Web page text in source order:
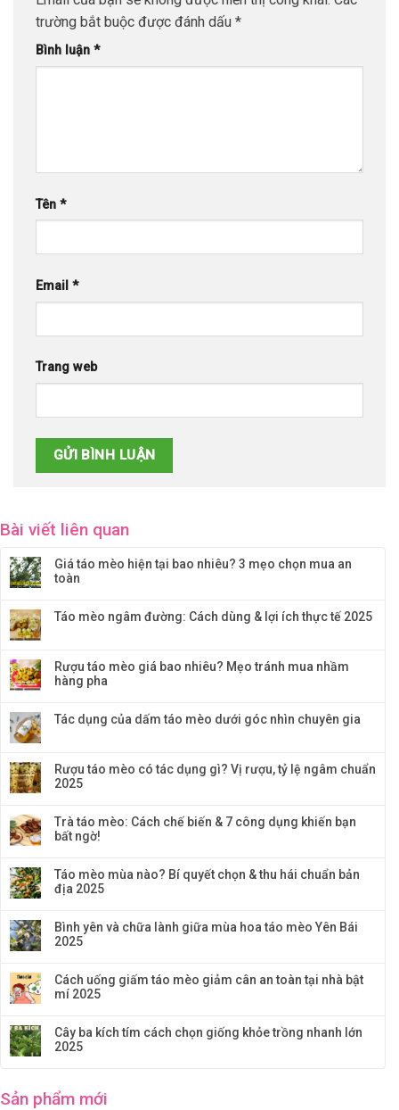
trường bắt buộc được đánh dấu *
Bình luận *
Tên *
Email *
Trang web
Bài viết liên quan
Giá táo mèo hiện tại bao nhiêu? 3 mẹo chọn mua an
toàn
Táo mèo ngâm đường: Cách dùng & lợi ích thực tế 2025
Rượu táo mèo giá bao nhiêu? Mẹo tránh mua nhầm
hàng pha
Tác dụng của dấm táo mèo dưới góc nhìn chuyên gia
Rượu táo mèo có tác dụng gì? Vị rượu, tỷ lệ ngâm chuẩn
2025
Trà táo mèo: Cách chế biến & 7 công dụng khiến bạn
bất ngờ!
Táo mèo mùa nào? Bí quyết chọn & thu hái chuẩn bản
địa 2025
Bình yên và chữa lành giữa mùa hoa táo mèo Yên Bái
2025
Cách uống giấm táo mèo giảm cân an toàn tại nhà bật
mí 2025
Cây ba kích tím cách chọn giống khỏe trồng nhanh lớn
2025
Sản phẩm mới